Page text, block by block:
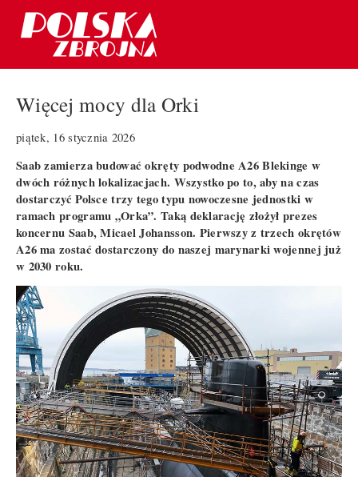
Więcej mocy dla Orki
piątek, 16 stycznia 2026
Saab zamierza budować okręty podwodne A26 Blekinge w
dwóch różnych lokalizacjach. Wszystko po to, aby na czas
dostarczyć Polsce trzy tego typu nowoczesne jednostki w
ramach programu „Orka”. Taką deklarację złożył prezes
koncernu Saab, Micael Johansson. Pierwszy z trzech okrętów
A26 ma zostać dostarczony do naszej marynarki wojennej już
w 2030 roku.